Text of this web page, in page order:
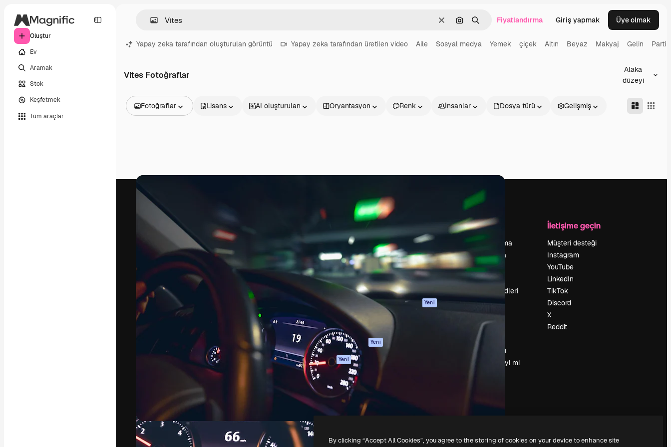
Oluştur
Ev
Aramak
Stok
Keşfetmek
Tüm araçlar
Temizlemek
Görüntüyle ara
AramakFiyatlandırma Giriş yapmak Üye olmak
Yapay zeka tarafından oluşturulan görüntü Yapay zeka tarafından üretilen video Aile Sosyal medya Yemek çiçek Altın Beyaz Makyaj Gelin Parti
Vites Fotoğraflar
Alaka
düzeyi
Fotoğraflar
Videolar
Video çekimleri
Hareketli grafikler
Video şablonları
Simgeler
3D Modeller
Yazı tipleri
Lisans AI oluşturulan Oryantasyon Renk İnsanlar Dosya türü Gelişmiş
En iyi işlerini yöneteceğin yaratıcı platform.
Kreatif ekipler, işletmeler, ajanslar ve
stüdyolar genelinde 1 milyondan fazla
abone.
Türkçe
Spaces
AI Asistanı
AI Görüntü
Oluşturucu
oluşturucu
AI ses oluşturucu
Stok içerik
Claude/ChatGPT
için MCP
Yeni
Ajanlar Yeni
API
Mobil Uygulama
Tüm Magnific
araçları
Başlayın
Academy
Dokümantasyon
Destek
Kullanım Şartları
Gizlilik Politikası
Orijinaller
Yeni
Çerez politikası
Satış ortakları
Şirket
Fiyatlandırma
Hakkımızda
Reviews
Kariyer
Arama trendleri
Blog
Olaylar
Slidesgo
İçerik satışı
Basın odası
Magnific.ai’yi mi
İletişime geçin
Müşteri desteği
Instagram
YouTube
LinkedIn
TikTok
Discord
X
Reddit
Copyright © 2010-2026 Freepik Company S.L.U. Her hakkı saklıdır
By clicking “Accept All Cookies”, you agree to the storing of cookies on your device to enhance site